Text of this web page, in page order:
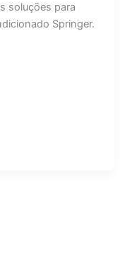
soluções para
Springer.